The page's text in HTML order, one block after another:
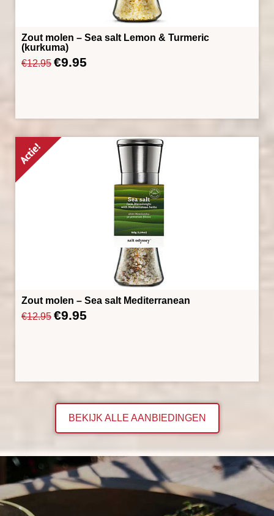
Zout molen – Sea salt Lemon & Turmeric
(kurkuma)
€12.95 Oorspronkelijke
€12.95.
€9.95
€9.95.
Zout molen – Sea salt Mediterranean
€12.95 Oorspronkelijke
€9.95
BEKIJK ALLE AANBIEDINGEN